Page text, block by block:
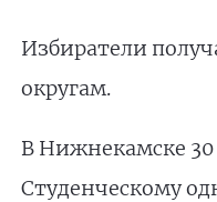
Избиратели
округам.
В Нижнекамске
Студенческому